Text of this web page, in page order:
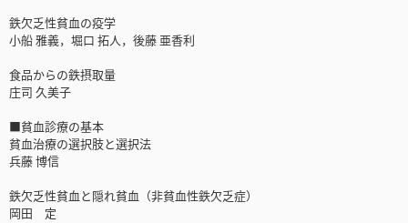
鉄欠乏性貧血の疫学
小船 雅義，堀口 拓人，後藤 亜香利
食品からの鉄摂取量
庄司 久美子
■貧血診療の基本
貧血治療の選択肢と選択法
兵藤 博信
鉄欠乏性貧血と隠れ貧血（非貧血性鉄欠乏症）
岡田 定